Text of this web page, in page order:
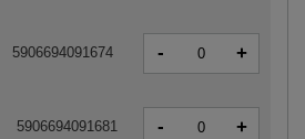
5906694091674 - +
5906694091681 - +